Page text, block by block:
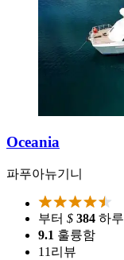
Oceania
파푸아뉴기니
부터 $ 384 하루
9.1 훌륭함
11 리뷰